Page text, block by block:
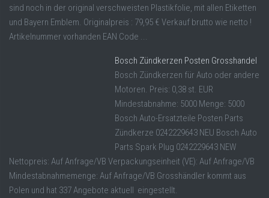
sind noch in der original verschweisten Plastikfolie, mit allen Etiketten
und Bayern Emblem. Originalpreis : 79,95 € Verkauf brutto wie netto !
Artikelnummer vorhanden EAN Code ...
Bosch Zündkerzen Posten Grosshandel
Bosch Zündkerzen für Auto oder andere
Motoren. Preis: 0,38 st. EUR
Mindestabnahme: 5000 Menge: 5000
Bosch Auto-Ersatzteile Posten Parts
Zündkerze 0242229643 NEU Bosch Auto
Parts Spark Plug 0242229643 NEW
Nettopreis: Auf Anfrage/VB Verpackungseinheit (VE): Auf Anfrage/VB
Mindestabnahmemenge: Auf Anfrage/VB Grosshändler kommt aus
Polen und hat 337 Angebote aktuell eingestellt.